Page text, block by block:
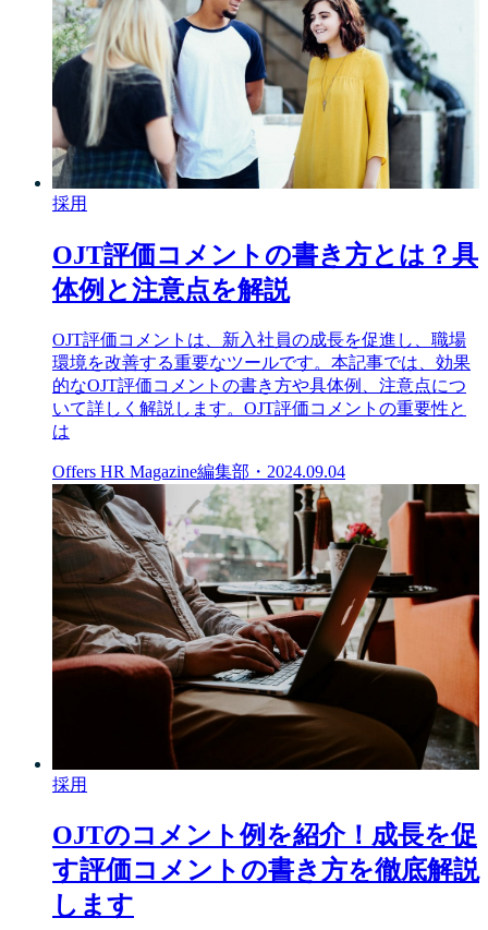
採用
OJT評価コメントの書き方とは？具
体例と注意点を解説
OJT評価コメントは、新入社員の成長を促進し、職場
環境を改善する重要なツールです。本記事では、効果
的なOJT評価コメントの書き方や具体例、注意点につ
いて詳しく解説します。OJT評価コメントの重要性と
は
Offers HR Magazine編集部 ・ 2024.09.04
採用
OJTのコメント例を紹介！成長を促
す評価コメントの書き方を徹底解説
します